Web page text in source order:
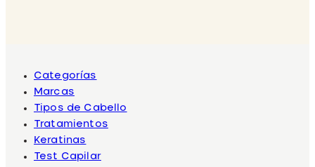
Categorías
Marcas
Tipos de Cabello
Tratamientos
Keratinas
Test Capilar